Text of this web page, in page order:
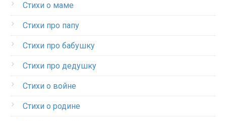
Стихи о маме
Стихи про папу
Стихи про бабушку
Стихи про дедушку
Стихи о войне
Стихи о родине